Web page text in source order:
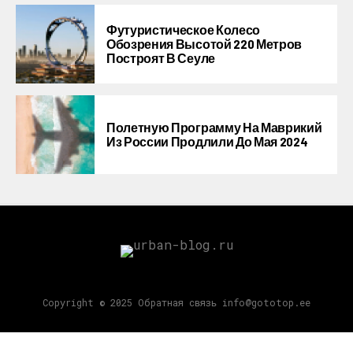
Футуристическое Колесо
Обозрения Высотой 220 Метров
Построят В Сеуле
Полетную Программу На Маврикий
Из России Продлили До Мая 2024
Copyright © 2025 Обратная связь info@gototop.ee